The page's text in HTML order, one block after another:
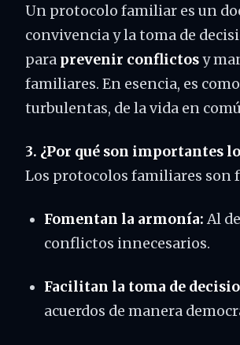
Un protocolo familiar es un
convivencia y la toma de
para prevenir conflictosy
familiares. En esencia, es
turbulentas, de la vida en
3. ¿Por qué son importantes
Los protocolos familiares son
Fomentan la armonía: Al
conflictos innecesarios.
Facilitan la toma de
acuerdos de manera